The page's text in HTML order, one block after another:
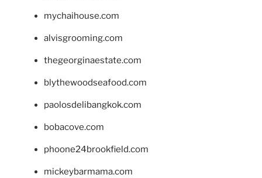
mychaihouse.com
alvisgrooming.com
thegeorginaestate.com
blythewoodseafood.com
paolosdelibangkok.com
bobacove.com
phoone24brookfield.com
mickeybarmama.com